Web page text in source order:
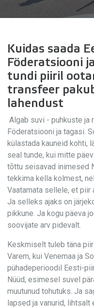
Kuidas saada
Föderatsiooni
tundi piiril
transfeer
lahendust
Algab suvi - puhkuste ja
Föderatsiooni ja tagasi.
külastada kauneid kohti,
seal tunde, kui mitte
tõttu seisavad inimesed
tekkima kella kolmest,
Vaatamata sellele, et
Ja selleks ajaks on
pikkune. Ja kogu päeva
soovijate arv pidevalt.
Keskmiselt tuleb täna
Varem, kui Venemaa ja
pühadeperioodil Eesti-
Nüüd, esimesel suvel
muutunud tohutuks. Ja
lapsed ja vanurid, lihtsalt